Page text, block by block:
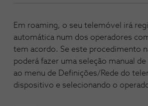
Em roaming, o seu telemóvel irá
automática num dos operadores
tem acordo. Se este procedimento
poderá fazer uma seleção manual
ao menu de Definições/Rede do
dispositivo e selecionando o